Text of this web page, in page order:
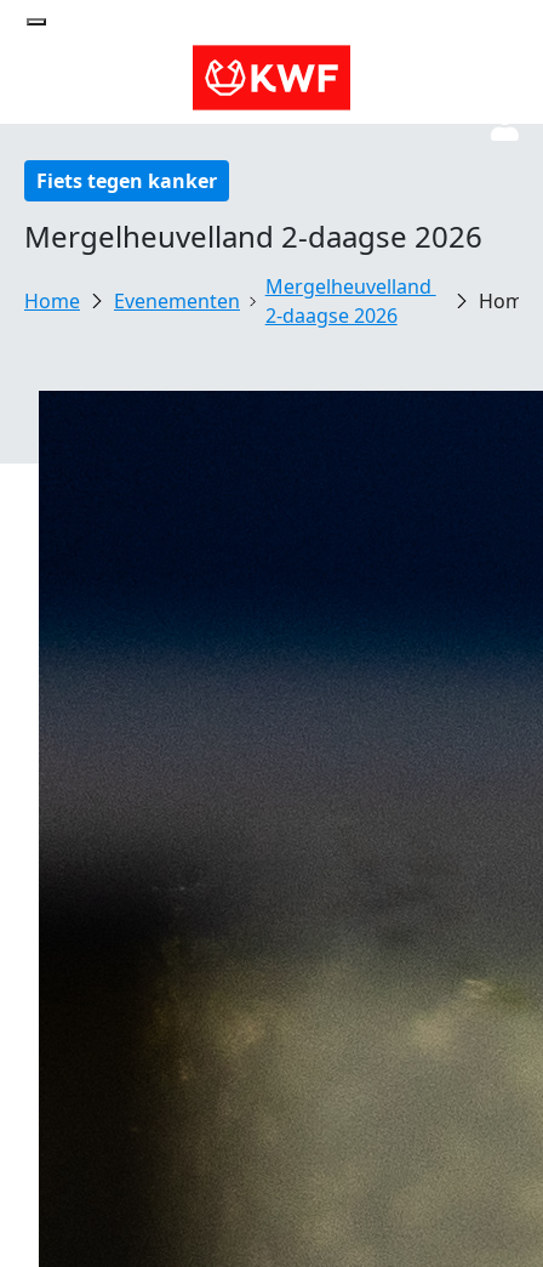
Fiets tegen kanker
Mergelheuvelland 2-daagse 2026
Evenementen
Mergelheuvelland
2-daagse 2026
Home